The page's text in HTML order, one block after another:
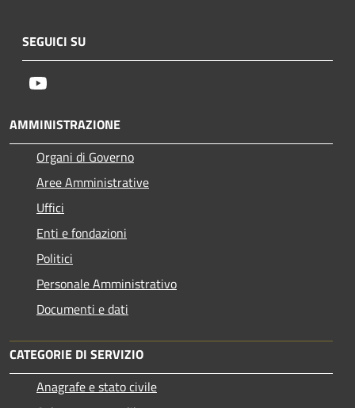
SEGUICI SU
AMMINISTRAZIONE
Organi di Governo
Aree Amministrative
Uffici
Enti e fondazioni
Politici
Personale Amministrativo
Documenti e dati
CATEGORIE DI SERVIZIO
Anagrafe e stato civile